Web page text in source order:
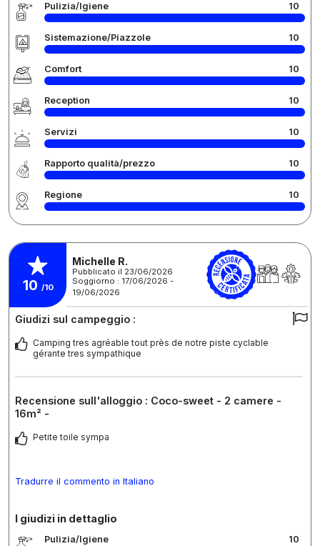
Pulizia/Igiene 10
Sistemazione/Piazzole 10
Comfort 10
Reception 10
Servizi 10
Rapporto qualità/prezzo 10
Regione 10
10 /10
Michelle R.
Pubblicato il 23/06/2026
Soggiorno : 17/06/2026 -
19/06/2026
Giudizi sul campeggio :
Camping tres agréable tout près de notre piste cyclable
gérante tres sympathique
Recensione sull'alloggio : Coco-sweet - 2 camere -
16m² -
Petite toile sympa
Tradurre il commento in Italiano
I giudizi in dettaglio
Pulizia/Igiene 10